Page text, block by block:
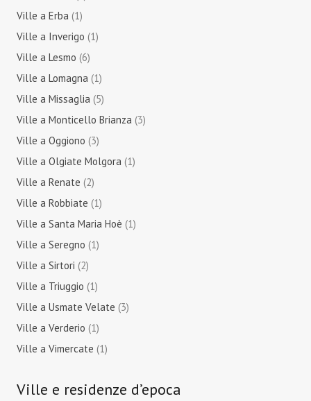
Ville a Erba (1)
Ville a Inverigo (1)
Ville a Lesmo (6)
Ville a Lomagna (1)
Ville a Missaglia (5)
Ville a Monticello Brianza (3)
Ville a Oggiono (3)
Ville a Olgiate Molgora (1)
Ville a Renate (2)
Ville a Robbiate (1)
Ville a Santa Maria Hoè (1)
Ville a Seregno (1)
Ville a Sirtori (2)
Ville a Triuggio (1)
Ville a Usmate Velate (3)
Ville a Verderio (1)
Ville a Vimercate (1)
Ville e residenze d’epoca